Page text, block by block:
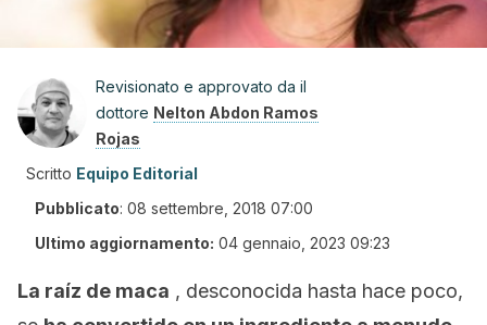
Revisionato e approvato da il
dottore Nelton Abdon Ramos
Rojas
Scritto Equipo Editorial
Pubblicato: 08 settembre, 2018 07:00
Ultimo aggiornamento: 04 gennaio, 2023 09:23
La raíz de maca , desconocida hasta hace poco,